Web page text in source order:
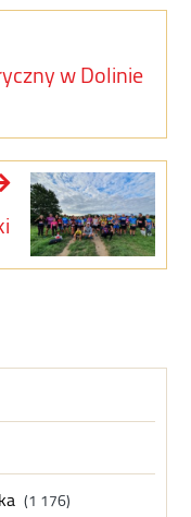
w Dolinie
(1 176)